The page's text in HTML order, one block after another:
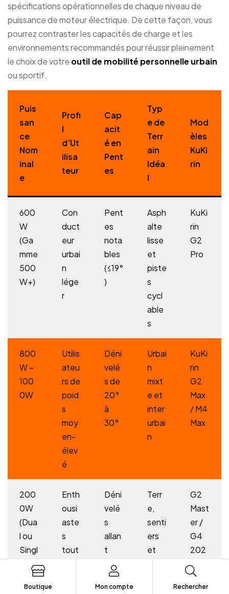
spécifications opérationnelles de chaque niveau de
puissance de moteur électrique. De cette façon, vous
pourrez contraster les capacités de charge et les
environnements recommandés pour réussir pleinement
le choix de votre outil de mobilité personnelle urbain
ou sportif.
Puis
san
ce
Nom
inal
e
Profi
l
d’Ut
ilisa
teur
Cap
acit
é en
Pent
es
Typ
e de
Terr
ain
Idéa
l
Mod
èles
KuKi
rin
600
W
(Ga
mme
500
W+)
Con
duct
eur
urbai
n
lége
r
Pent
es
nota
bles
(≤19°
)
Asph
alte
lisse
et
piste
s
cycl
able
s
KuKi
rin
G2
Pro
800
W –
100
0W
Utilis
ateu
rs de
poid
s
moy
en-
élev
é
Déni
velé
s de
20°
à
30°
Urbai
n
mixt
e et
inter
urbai
n
KuKi
rin
G2
Max
/ M4
Max
200
0W
(Dua
l ou
Singl
Enth
ousi
aste
s
tout
Déni
velé
s
allan
t
jusq
u’à
20°
Terr
e,
senti
ers
et
G2
Mast
er /
G4
202
6
Boutique Mon compte Rechercher